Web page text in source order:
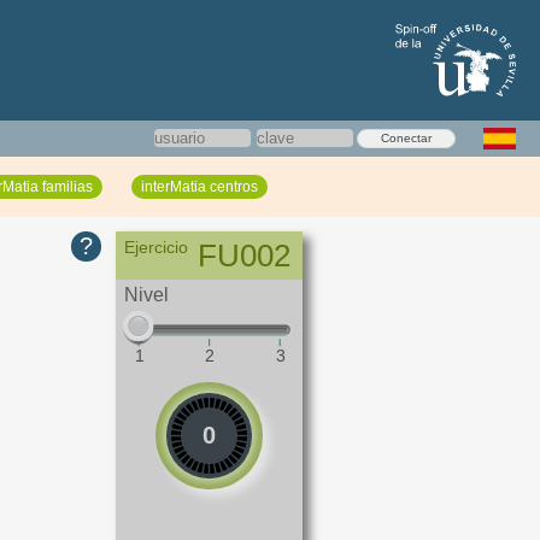
Conectar
familias interMatia centros
? Ejercicio FU002
Nivel
1 2 3
0